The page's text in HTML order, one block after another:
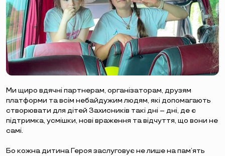
Ми щиро вдячні партнерам, організаторам, друзям
платформи та всім небайдужим людям, які допомагають
створювати для дітей Захисників такі дні – дні, де є
підтримка, усмішки, нові враження та відчуття, що вони не
самі.
Бо кожна дитина Героя заслуговує не лише на пам’ять